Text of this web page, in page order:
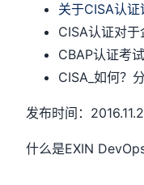
关于CISA认
CISA认证对于
CBAP认证考
CISA_如何？
发布时间：
什么是EXIN